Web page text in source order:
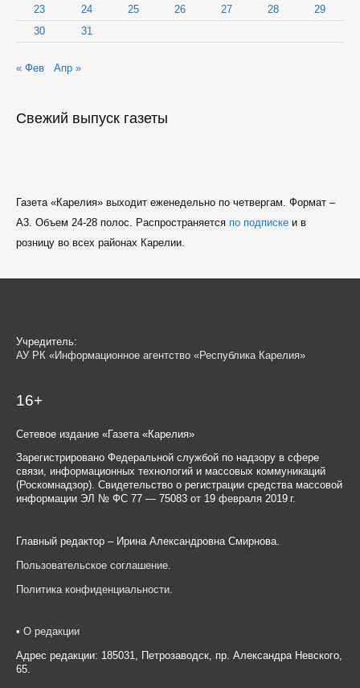
23
24 25 26 27 28
29
30
31
« Фев Апр »
Свежий выпуск газеты
Газета «Карелия» выходит еженедельно по четвергам. Формат –
A3. Объем 24-28 полос. Распространяется по подпискеи в
розницу во всех районах Карелии.
Учредитель:
АУ РК «Информационное агентство «Республика Карелия»
16+
Сетевое издание «Газета «Карелия»
Зарегистрировано Федеральной службой по надзору в сфере
связи, информационных технологий и массовых коммуникаций
(Роскомнадзор). Свидетельство о регистрации средства массовой
информации ЭЛ № ФС 77 — 75083 от 19 февраля 2019 г.
Главный редактор – Ирина Александровна Смирнова.
Пользовательское соглашение
Политика конфиденциальности
• О редакции
Адрес редакции: 185031, Петрозаводск, пр. Александра Невского,
65.